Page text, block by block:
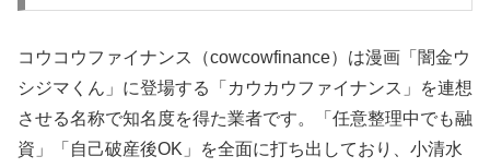
コウコウファイナンス（cowcowfinance）は漫画「闇金ウ
シジマくん」に登場する「カウカウファイナンス」を連想
させる名称で知名度を得た業者です。「任意整理中でも融
資」「自己破産後OK」を全面に打ち出しており、小清水